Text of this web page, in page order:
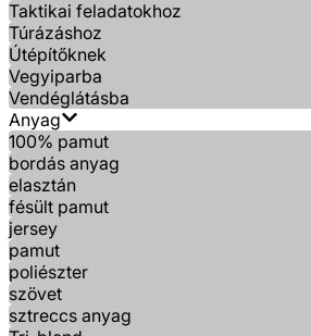
Taktikai feladatokhoz
Túrázáshoz
Útépítőknek
Vegyiparba
Vendéglátásba
Anyag
100% pamut
bordás anyag
elasztán
fésült pamut
jersey
pamut
poliészter
szövet
sztreccs anyag